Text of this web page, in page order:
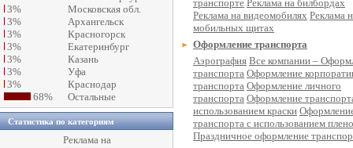
3%
Московская обл.
3%
Архангельск
3%
Красногорск
3%
Екатеринбург
3%
Казань
3%
Уфа
3%
Краснодар
68%
Остальные
Статистика по категориям
Реклама на
транспорте Реклама на билбордах
Реклама на видеомобилях Реклама
мобильных щитах
Оформление транспорта
Аэрография Все компании –
транспорта Оформление
транспорта Оформление личного
транспорта Оформление
использованием краски
транспорта с использованием
Праздничное оформление